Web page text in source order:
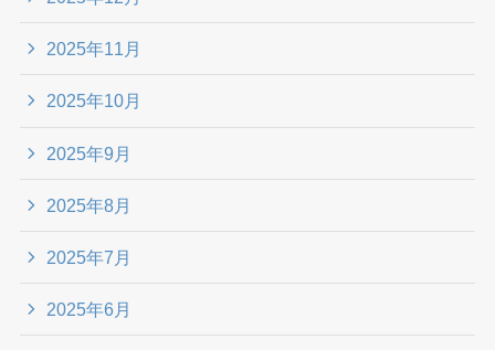
2025年11月
2025年10月
2025年9月
2025年8月
2025年7月
2025年6月